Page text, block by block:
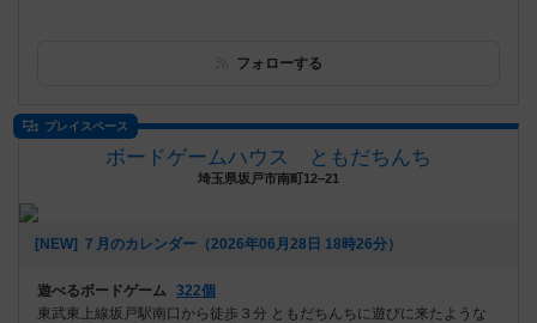
フォローする
プレイスペース
ボードゲームハウス ともだちんち
埼玉県坂戸市南町12−21
[NEW] ７月のカレンダー（2026年06月28日 18時26分）
遊べるボードゲーム 322個
東武東上線坂戸駅南口から徒歩３分 ともだちんちに遊びに来たような